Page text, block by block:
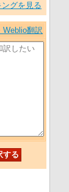
グを見る
Weblio翻訳